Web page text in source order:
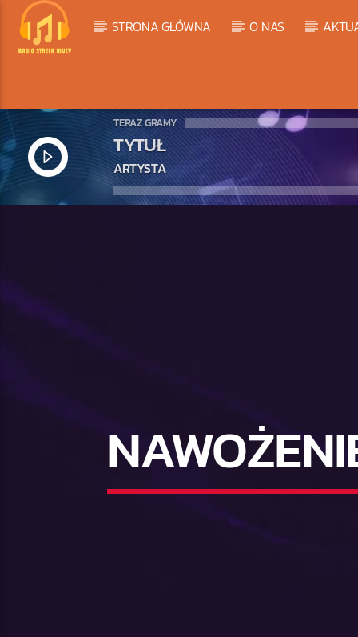
STRONA GŁÓWNA O NAS
TERAZ GRAMY
TYTUŁ
ARTYSTA